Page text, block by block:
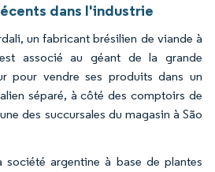
dans l'industrie
un fabricant brésilien de viande à
associé au géant de la grande
pour vendre ses produits dans un
séparé, à côté des comptoirs de
des succursales du magasin à São
société argentine à base de plantes